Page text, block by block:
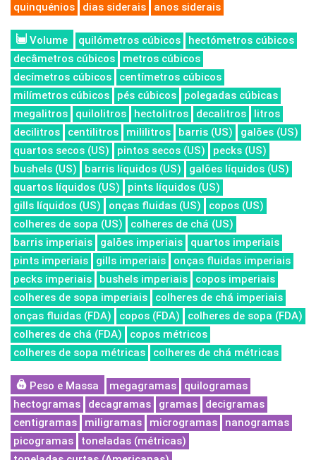
quinquénios
dias siderais anos siderais
Volume quilómetros cúbicos
hectómetros cúbicos
decâmetros cúbicos
metros cúbicos
decímetros cúbicos
centímetros cúbicos
milímetros cúbicos
pés cúbicos
polegadas cúbicas
megalitros
quilolitros hectolitros decalitros
litros
decilitros
centilitros mililitros barris (US)
galões (US)
quartos secos (US)
pintos secos (US)
pecks (US)
bushels (US)
barris líquidos (US)
galões líquidos (US)
quartos líquidos (US)
pints líquidos (US)
gills líquidos (US)
onças fluidas (US)
copos (US)
colheres de sopa (US)
colheres de chá (US)
barris imperiais
galões imperiais
quartos imperiais
pints imperiais
gills imperiais
onças fluidas imperiais
pecks imperiais
bushels imperiais
copos imperiais
colheres de sopa imperiais
colheres de chá imperiais
onças fluidas (FDA)
copos (FDA)
colheres de sopa (FDA)
colheres de chá (FDA)
copos métricos
colheres de sopa métricas
colheres de chá métricas
Peso e Massa megagramas
quilogramas
hectogramas
decagramas gramas
decigramas
centigramas
miligramas microgramas
nanogramas
picogramas
toneladas (métricas)